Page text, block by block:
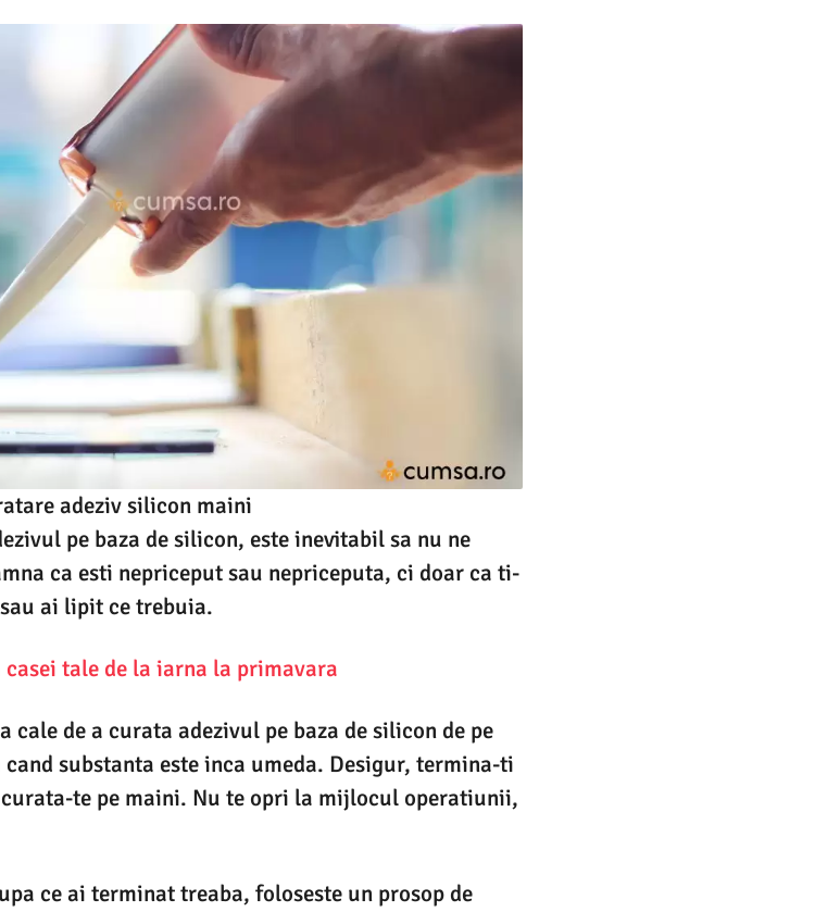
adeziv silicon maini
pe baza de silicon, este inevitabil sa nu ne
ca esti nepriceput sau nepriceputa, ci doar ca ti-
ai lipit ce trebuia.
tale de la iarna la primavara
cale de a curata adezivul pe baza de silicon de pe
substanta este inca umeda. Desigur, termina-ti
te pe maini. Nu te opri la mijlocul operatiunii,
ce ai terminat treaba, foloseste un prosop de